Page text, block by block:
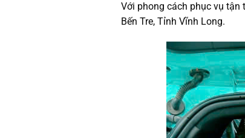
Với phong cách phục vụ tận
Bến Tre, Tỉnh Vĩnh Long.